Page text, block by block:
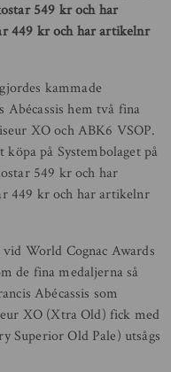
549 kr och har
449 kr och har artikelnr
kammade
Abécassis hem två fina
XO och ABK6 VSOP.
på Systembolaget på
549 kr och har
449 kr och har artikelnr
World Cognac Awards
de fina medaljerna så
Abécassis som
XO (Xtra Old) fick med
Superior Old Pale) utsågs